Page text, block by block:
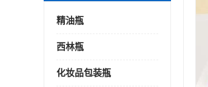
精油瓶
西林瓶
化妆品包装瓶